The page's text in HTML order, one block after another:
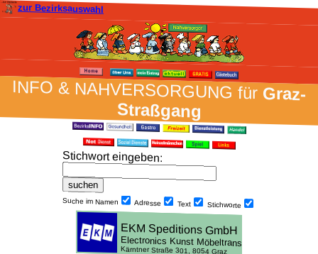
zur Bezirksauswahl
INFO & NAH­VER­SORG­UNG fürGraz-
Straßgang
Stich­wort ein­geben:
Suche im Namen Adresse Text Stich­worte